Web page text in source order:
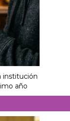
institución
año